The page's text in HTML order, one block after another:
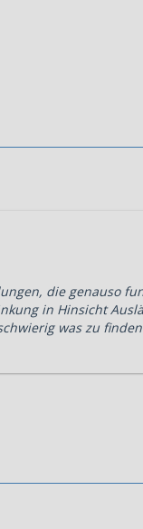
die genauso
in Hinsicht
was zu